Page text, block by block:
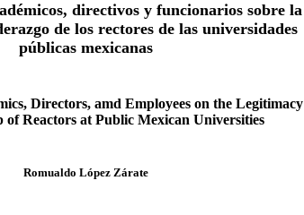
directivos y funcionarios sobre la
de los rectores de las universidades
públicas mexicanas
Directors, amd Employees on the Legitimacy
of Reactors at Public Mexican Universities
Romualdo López Zárate